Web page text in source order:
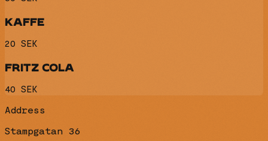
KAFFE
20 SEK
FRITZ COLA
40 SEK
Address
Stampgatan 36